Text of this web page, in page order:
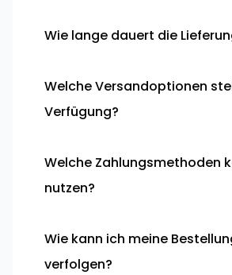
Wie lange dauert die
Welche Versandoptionen
Verfügung?
Welche Zahlungsmethoden
nutzen?
Wie kann ich meine
verfolgen?